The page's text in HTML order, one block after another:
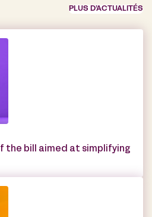
PLUS D’ACTUALITÉS
the bill aimed at simplifying